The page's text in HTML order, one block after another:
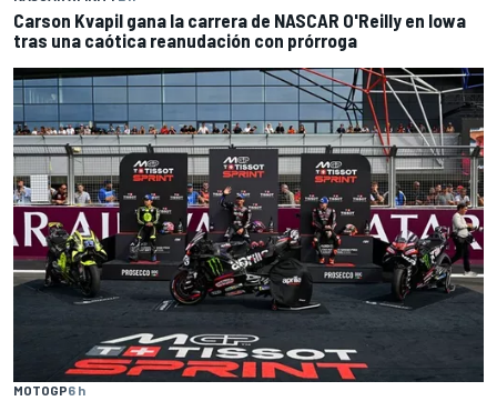
Carson Kvapil gana la carrera de NASCAR O'Reilly en Iowa
tras una caótica reanudación con prórroga
MOTOGP6 h